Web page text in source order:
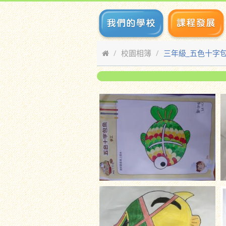
校園相簿 三年級_五色十字